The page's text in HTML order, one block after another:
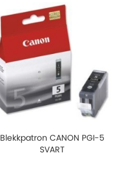
Blekkpatron CANON PGI-5
SVART